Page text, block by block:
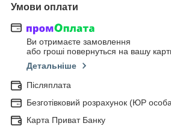
Умови оплати
Ви отримаєте замовлення
або гроші повернуться на вашу
Детальніше
Післяплата
Безготівковий розрахунок (ЮР
Карта Приват Банку